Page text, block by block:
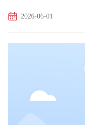
讲话，四川大学教育培
2026-06-01